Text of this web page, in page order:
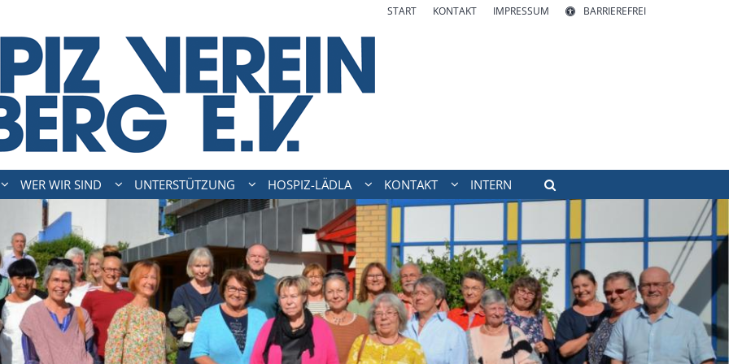
START KONTAKT IMPRESSUM BARRIEREFREI
WER WIR SIND UNTERSTÜTZUNG HOSPIZ-LÄDLA KONTAKT INTERN